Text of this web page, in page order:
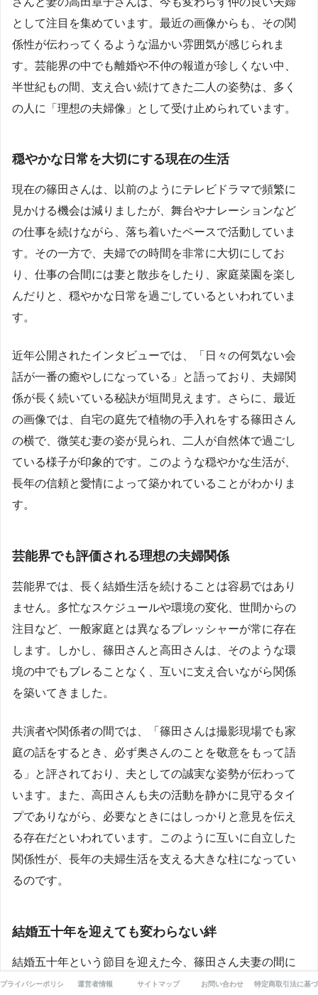
として注目を集めています。最近の画像からも、その関
係性が伝わってくるような温かい雰囲気が感じられま
す。芸能界の中でも離婚や不仲の報道が珍しくない中、
半世紀もの間、支え合い続けてきた二人の姿勢は、多く
の人に「理想の夫婦像」として受け止められています。
穏やかな日常を大切にする現在の生活
現在の篠田さんは、以前のようにテレビドラマで頻繁に
見かける機会は減りましたが、舞台やナレーションなど
の仕事を続けながら、落ち着いたペースで活動していま
す。その一方で、夫婦での時間を非常に大切にしてお
り、仕事の合間には妻と散歩をしたり、家庭菜園を楽し
んだりと、穏やかな日常を過ごしているといわれていま
す。
近年公開されたインタビューでは、「日々の何気ない会
話が一番の癒やしになっている」と語っており、夫婦関
係が長く続いている秘訣が垣間見えます。さらに、最近
の画像では、自宅の庭先で植物の手入れをする篠田さん
の横で、微笑む妻の姿が見られ、二人が自然体で過ごし
ている様子が印象的です。このような穏やかな生活が、
長年の信頼と愛情によって築かれていることがわかりま
す。
芸能界でも評価される理想の夫婦関係
芸能界では、長く結婚生活を続けることは容易ではあり
ません。多忙なスケジュールや環境の変化、世間からの
注目など、一般家庭とは異なるプレッシャーが常に存在
します。しかし、篠田さんと高田さんは、そのような環
境の中でもブレることなく、互いに支え合いながら関係
を築いてきました。
共演者や関係者の間では、「篠田さんは撮影現場でも家
庭の話をするとき、必ず奥さんのことを敬意をもって語
る」と評されており、夫としての誠実な姿勢が伝わって
います。また、高田さんも夫の活動を静かに見守るタイ
プでありながら、必要なときにはしっかりと意見を伝え
る存在だといわれています。このように互いに自立した
関係性が、長年の夫婦生活を支える大きな柱になってい
るのです。
結婚五十年を迎えても変わらない絆
結婚五十年という節目を迎えた今、篠田さん夫妻の間に
は、若い頃と変わらぬ穏やかな絆が流れています。近年
プライバシーポリシー 運営者情報 サイトマップ お問い合わせ 特定商取引法に基